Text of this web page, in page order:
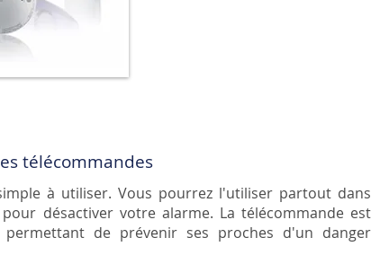
télécommandes
à utiliser. Vous pourrez l'utiliser partout dans
désactiver votre alarme. La télécommande est
de prévenir ses proches d'un danger